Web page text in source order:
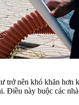
nên khó khăn hơn
Điều này buộc các